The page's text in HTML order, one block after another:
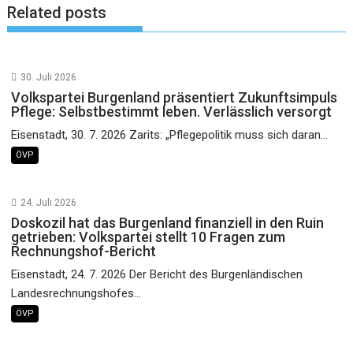
Related posts
30. Juli 2026
Volkspartei Burgenland präsentiert Zukunftsimpuls
Pflege: Selbstbestimmt leben. Verlässlich versorgt
Eisenstadt, 30. 7. 2026 Zarits: „Pflegepolitik muss sich daran...
ÖVP
24. Juli 2026
Doskozil hat das Burgenland finanziell in den Ruin
getrieben: Volkspartei stellt 10 Fragen zum
Rechnungshof-Bericht
Eisenstadt, 24. 7. 2026 Der Bericht des Burgenländischen
Landesrechnungshofes...
ÖVP